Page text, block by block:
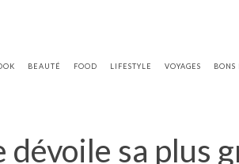
BEAUTÉ FOOD LIFESTYLE VOYAGES BONS
sa plus